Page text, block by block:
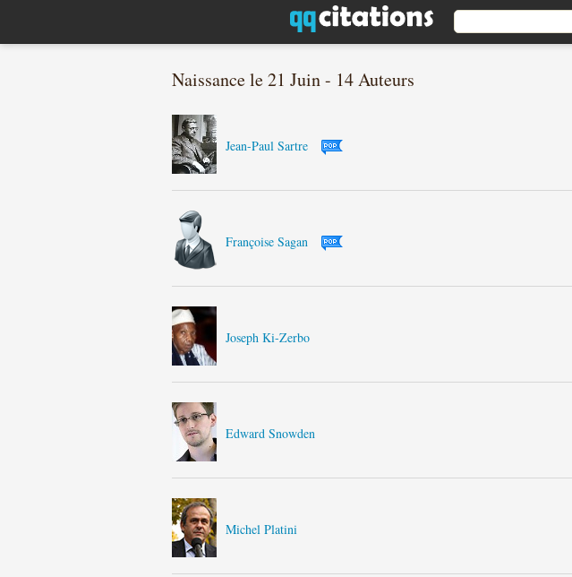
Naissance le 21 Juin - 14 Auteurs
Jean-Paul Sartre
Françoise Sagan
Joseph Ki-Zerbo
Edward Snowden
Michel Platini